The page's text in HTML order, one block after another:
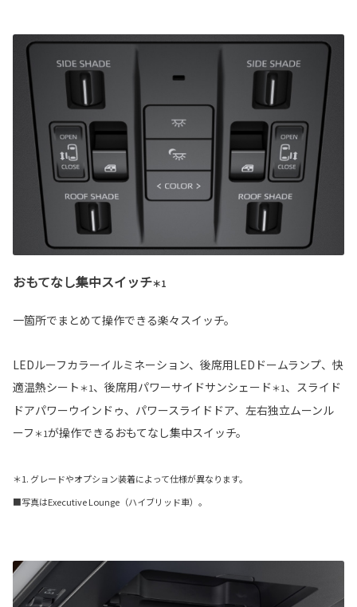
おもてなし集中スイッチ＊1
一箇所でまとめて操作できる楽々スイッチ。
LEDルーフカラーイルミネーション、後席用LEDドームランプ、快
適温熱シート ＊1、後席用パワーサイドサンシェード ＊1、スライド
ドアパワーウインドゥ、パワースライドドア、左右独立ムーンル
ーフ ＊1が操作できるおもてなし集中スイッチ。
＊1. グレードやオプション装着によって仕様が異なります。
■写真はExecutive Lounge（ハイブリッド車）。